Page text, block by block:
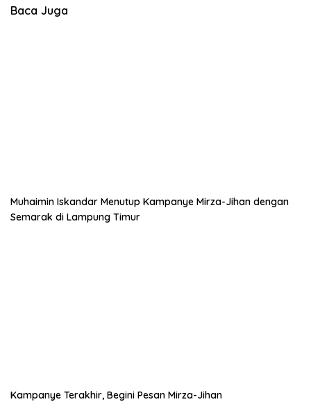
Baca Juga
Muhaimin Iskandar Menutup Kampanye Mirza-Jihan dengan
Semarak di Lampung Timur
Kampanye Terakhir, Begini Pesan Mirza-Jihan